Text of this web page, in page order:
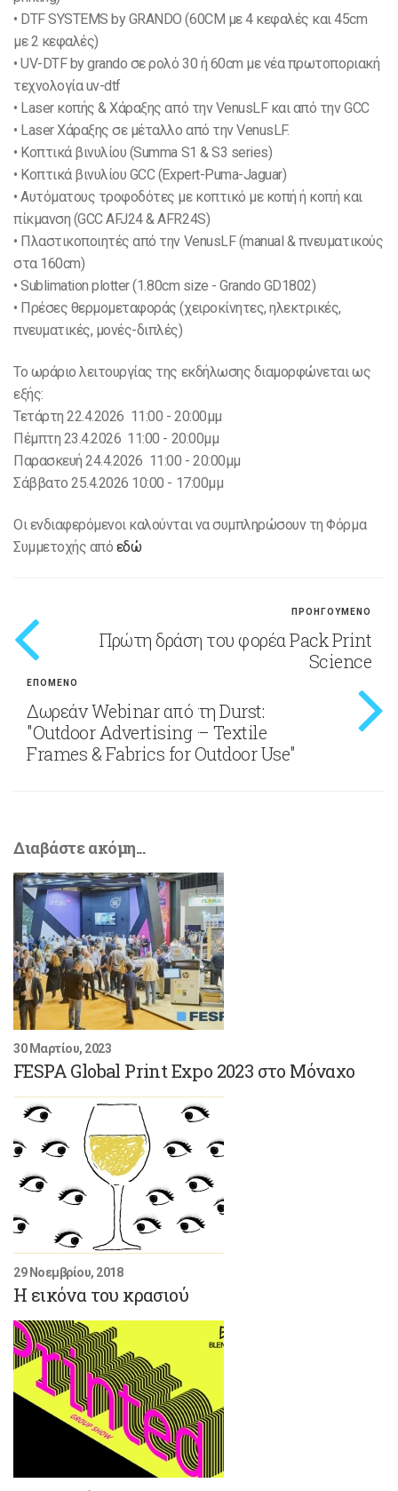
• DTF SYSTEMS by GRANDO (60CM με 4 κεφαλές και 45cm
με 2 κεφαλές)
• UV-DTF by grando σε ρολό 30 ή 60cm με νέα πρωτοποριακή
τεχνολογία uv-dtf
• Laser κοπής & Χάραξης από την VenusLF και από την GCC
• Laser Χάραξης σε μέταλλο από την VenusLF.
• Κοπτικά βινυλίου (Summa S1 & S3 series)
• Κοπτικά βινυλίου GCC (Εxpert-Puma-Jaguar)
• Αυτόματους τροφοδότες με κοπτικό με κοπή ή κοπή και
πίκμανση (GCC AFJ24 & AFR24S)
• Πλαστικοποιητές από την VenusLF (manual & πνευματικούς
στα 160cm)
• Sublimation plotter (1.80cm size - Grando GD1802)
• Πρέσες θερμομεταφοράς (χειροκίνητες, ηλεκτρικές,
πνευματικές, μονές-διπλές)
Το ωράριο λειτουργίας της εκδήλωσης διαμορφώνεται ως
εξής:
Τετάρτη 22.4.2026 11:00 - 20:00μμ
Πέμπτη 23.4.2026 11:00 - 20:00μμ
Παρασκευή 24.4.2026 11:00 - 20:00μμ
Σάββατο 25.4.2026 10:00 - 17:00μμ
Οι ενδιαφερόμενοι καλούνται να συμπληρώσουν τη Φόρμα
Συμμετοχής από εδώ
ΠΡΟΗΓΟΥΜΕΝΟ
Πρώτη δράση του φορέα Pack Print
Science
ΕΠΟΜΕΝΟ
Δωρεάν Webinar από τη Durst:
"Outdoor Advertising – Textile
Frames & Fabrics for Outdoor Use"
Διαβάστε ακόμη...
30 Μαρτίου, 2023
FESPA Global Print Expo 2023 στο Μόναχο
29 Νοεμβρίου, 2018
H εικόνα του κρασιού